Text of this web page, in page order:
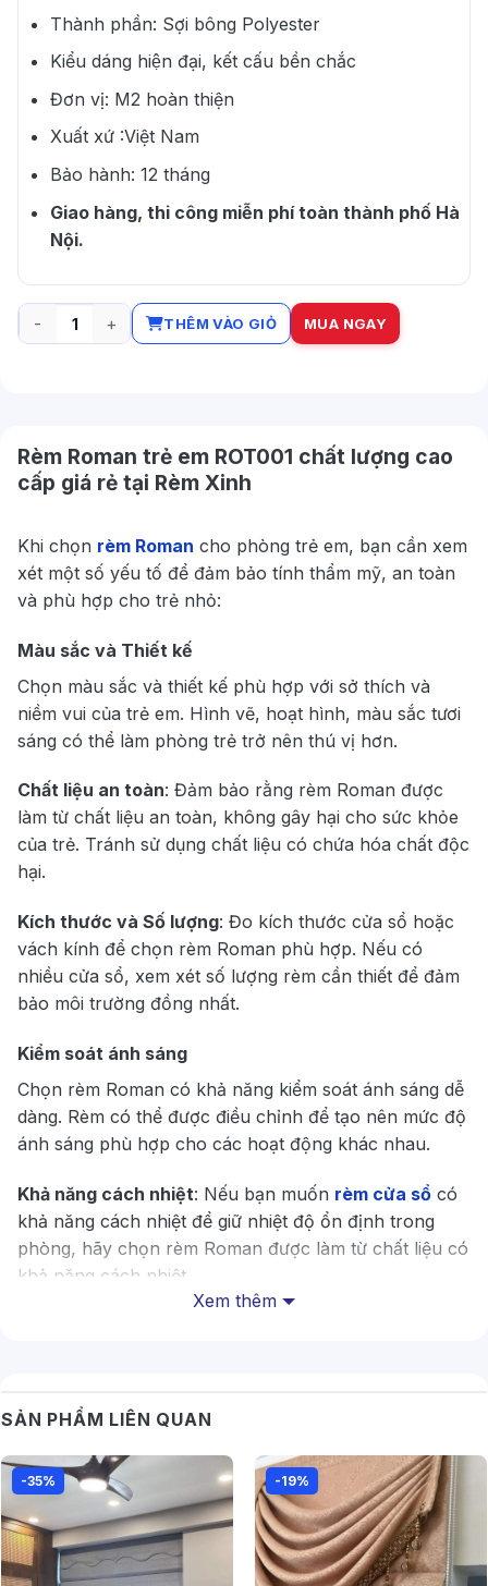
Thành phần: Sợi bông Polyester
Kiểu dáng hiện đại, kết cấu bền chắc
Đơn vị: M2 hoàn thiện
Xuất xứ :Việt Nam
Bảo hành: 12 tháng
Giao hàng, thi công miễn phí toàn thành phố Hà
Nội.
Rèm Roman trẻ em ROT001 số lượng
THÊM VÀO GIỎ MUA NGAY
Rèm Roman trẻ em ROT001 chất lượng cao
cấp giá rẻ tại Rèm Xinh
Khi chọn rèm Roman cho phòng trẻ em, bạn cần xem
xét một số yếu tố để đảm bảo tính thẩm mỹ, an toàn
và phù hợp cho trẻ nhỏ:
Màu sắc và Thiết kế
Chọn màu sắc và thiết kế phù hợp với sở thích và
niềm vui của trẻ em. Hình vẽ, hoạt hình, màu sắc tươi
sáng có thể làm phòng trẻ trở nên thú vị hơn.
Chất liệu an toàn: Đảm bảo rằng rèm Roman được
làm từ chất liệu an toàn, không gây hại cho sức khỏe
của trẻ. Tránh sử dụng chất liệu có chứa hóa chất độc
hại.
Kích thước và Số lượng: Đo kích thước cửa sổ hoặc
vách kính để chọn rèm Roman phù hợp. Nếu có
nhiều cửa sổ, xem xét số lượng rèm cần thiết để đảm
bảo môi trường đồng nhất.
Kiểm soát ánh sáng
Chọn rèm Roman có khả năng kiểm soát ánh sáng dễ
dàng. Rèm có thể được điều chỉnh để tạo nên mức độ
ánh sáng phù hợp cho các hoạt động khác nhau.
Khả năng cách nhiệt: Nếu bạn muốn rèm cửa sổ có
khả năng cách nhiệt để giữ nhiệt độ ổn định trong
phòng, hãy chọn rèm Roman được làm từ chất liệu có
khả năng cách nhiệt.
Xem thêm
SẢN PHẨM LIÊN QUAN
-35% -19%